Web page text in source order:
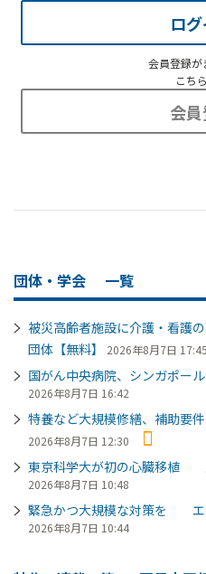
ロ
会員登録が
こち
会
団体・学会 一覧
被災高齢者施設に介護・看
団体【無料】
2026年8月7日 17:45
国がん中央病院、シンガポー
2026年8月7日 16:42
特養など大規模修繕、補助
2026年8月7日 12:30
東京科学大が初の心臓移植
2026年8月7日 10:48
緊急かつ大規模な対策を エ
2026年8月7日 10:44